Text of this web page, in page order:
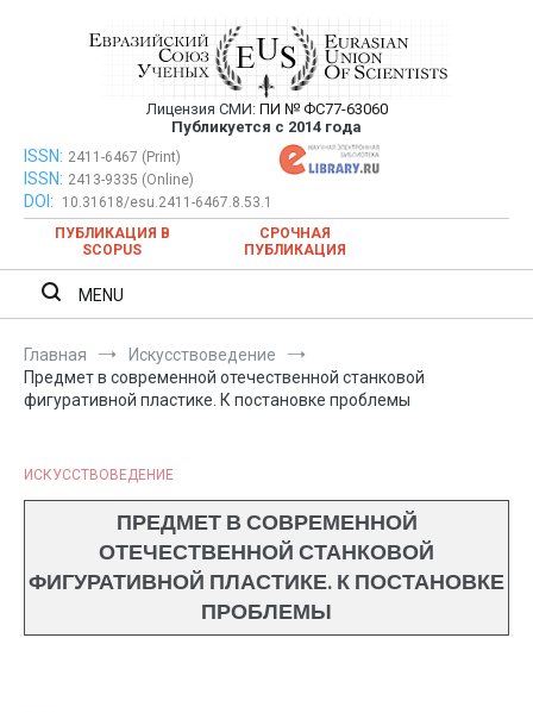
Евразийский Союз Ученых —
публикация научных статей в
ежемесячном научном журнале
Лицензия СМИ: ПИ № ФС77-63060
Публикуется с 2014 года
Евразийский Союз Ученых — публикация научных статей в
ежемесячном научном журнале
ISSN: 2411-6467 (Print)
ISSN: 2413-9335 (Online)
DOI:
10.31618/esu.2411-6467.8.53.1
ПУБЛИКАЦИЯ В
SCOPUS
СРОЧНАЯ
ПУБЛИКАЦИЯ
MENU
Главная
Искусствоведение
Предмет в современной отечественной станковой
фигуративной пластике. К постановке проблемы
ИСКУССТВОВЕДЕНИЕ
ПРЕДМЕТ В СОВРЕМЕННОЙ
ОТЕЧЕСТВЕННОЙ СТАНКОВОЙ
ФИГУРАТИВНОЙ ПЛАСТИКЕ. К ПОСТАНОВКЕ
ПРОБЛЕМЫ